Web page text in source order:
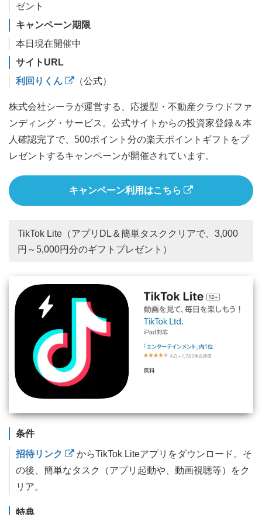
ゼント
キャンペーン期限
本日現在開催中
サイトURL
利回りくん
（公式）
株式会社シーラが運営する、応援型・不動産クラウドファ
ンディング・サービス。公式サイトからの投資家登録＆本
人確認完了で、500ポイント分の楽天ポイントギフトをプ
レゼントするキャンペーンが開催されています。
キャンペーン利用はこちら
TikTok Lite（アプリDL＆簡単タスククリアで、3,000
円～5,000円分のギフトプレゼント）
条件
招待リンク
からTikTok Liteアプリをダウンロード。そ
の後、簡単なタスク（アプリ起動や、動画視聴等）をク
リア。
特典